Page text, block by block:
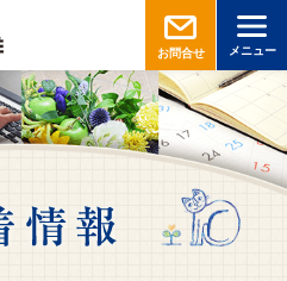
お問合せ メニュー